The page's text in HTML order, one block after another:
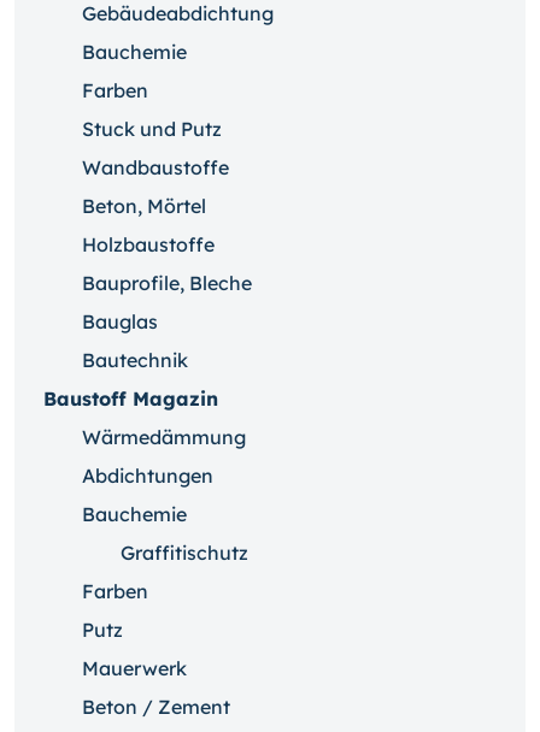
Gebäudeabdichtung
Bauchemie
Farben
Stuck und Putz
Wandbaustoffe
Beton, Mörtel
Holzbaustoffe
Bauprofile, Bleche
Bauglas
Bautechnik
Baustoff Magazin
Wärmedämmung
Abdichtungen
Bauchemie
Graffitischutz
Farben
Putz
Mauerwerk
Beton / Zement